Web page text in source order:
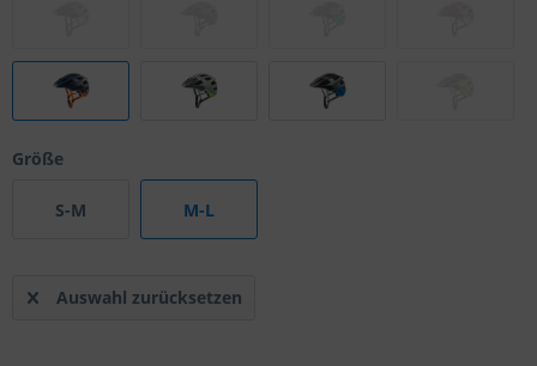
Größe
S-M M-L
Auswahl zurücksetzen